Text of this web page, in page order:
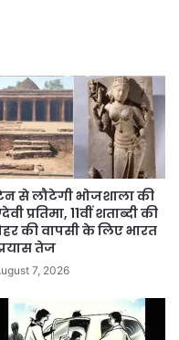
से लौटेगी भोजशाला की
प्रतिमा, 11वीं शताब्दी की
की वापसी के लिए भारत
तेज
7, 2026